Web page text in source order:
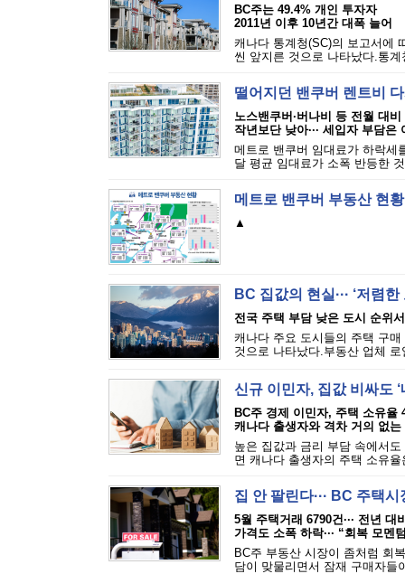
BC주는 49.4% 개인 투자자
2011년 이후 10년간 대폭 늘어
캐나다 통계청(SC)의 보고서에
씬 앞지른 것으로 나타났다.통
떨어지던 밴쿠버 렌트비 다
노스밴쿠버·버나비 등 전월 대비
작년보단 낮아··· 세입자 부담은
메트로 밴쿠버 임대료가 하락세
달 평균 임대료가 소폭 반등한
메트로 밴쿠버 부동산 현
▲
BC 집값의 현실··· ‘저렴
전국 주택 부담 낮은 도시 순위서
캐나다 주요 도시들의 주택 구
것으로 나타났다.부동산 업체
신규 이민자, 집값 비싸도
BC주 경제 이민자, 주택 소유율
캐나다 출생자와 격차 거의 없는
높은 집값과 금리 부담 속에서
면 캐나다 출생자의 주택 소유
집 안 팔린다··· BC 주택
5월 주택거래 6790건··· 전년 대
가격도 소폭 하락··· “회복 모멘
BC주 부동산 시장이 좀처럼 회
담이 맞물리면서 잠재 구매자들